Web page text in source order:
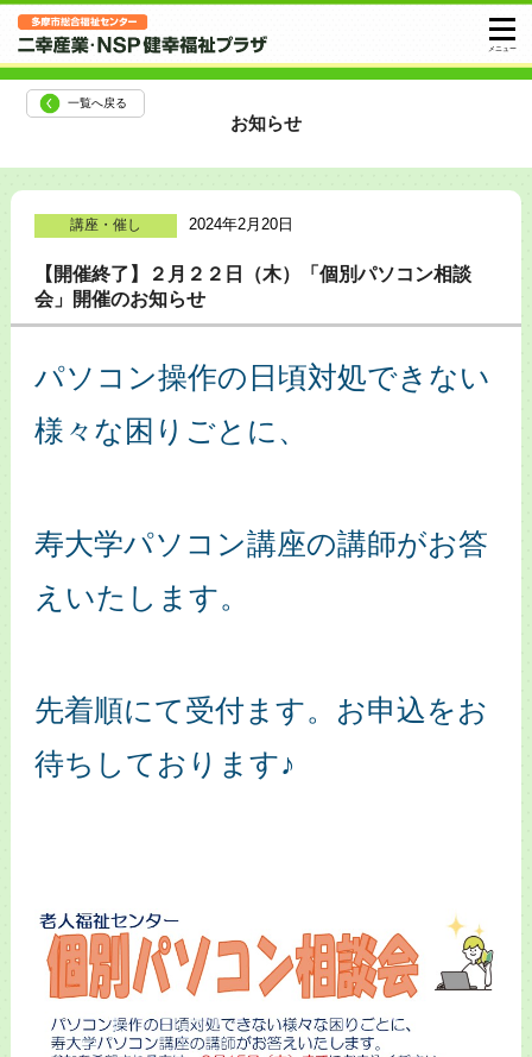
一覧へ戻る
お知らせ
講座・催し 2024年2月20日
【開催終了】２月２２日（木）「個別パソコン相談
会」開催のお知らせ
パソコン操作の日頃対処できない
様々な困りごとに、
寿大学パソコン講座の講師がお答
えいたします。
先着順にて受付ます。お申込をお
待ちしております♪